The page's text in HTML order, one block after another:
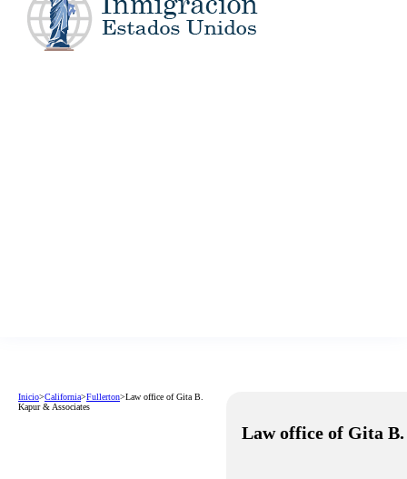
Inicio>California>Fullerton>Law office of Gita B.
Kapur & Associates
Law office of Gita